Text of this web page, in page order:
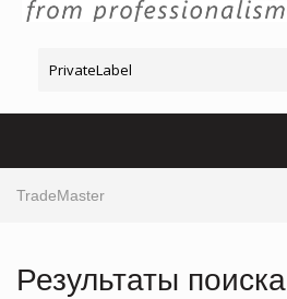
TradeMaster
Результаты поиска